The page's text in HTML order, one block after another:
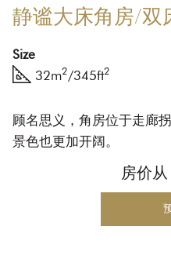
静谧大床角房/双
Size
32m2/345ft2
顾名思义，角房位于走廊
景色也更加开阔。
房价从